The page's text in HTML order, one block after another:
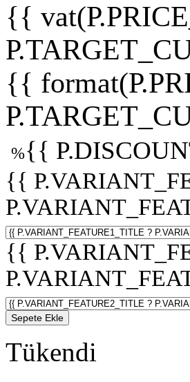
{{
{{
%{{
{{
{{
Sepete Ekle
Tükendi